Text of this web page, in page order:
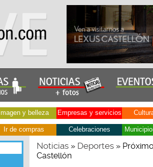
Imagen y belleza Empresas y servicios
Ir de compras Celebraciones
Noticias» Deportes»
Castellón